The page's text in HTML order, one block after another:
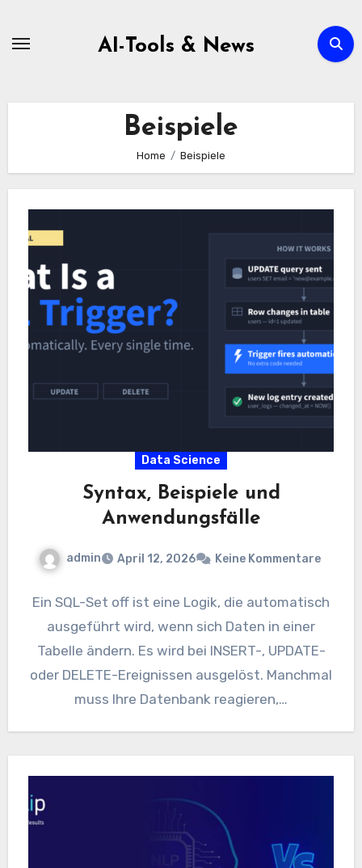
AI-Tools & News
Beispiele
Home Beispiele
Data Science
Syntax, Beispiele und
Anwendungsfälle
admin April 12, 2026 Keine Kommentare
Ein SQL-Set off ist eine Logik, die automatisch
ausgeführt wird, wenn sich Daten in einer
Tabelle ändern. Es wird bei INSERT-, UPDATE-
oder DELETE-Ereignissen ausgelöst. Manchmal
muss Ihre Datenbank reagieren,…